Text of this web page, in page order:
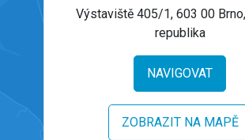
Výstaviště 405/1, 603 00
republika
NAVIGOVAT
ZOBRAZIT NA MAPĚ